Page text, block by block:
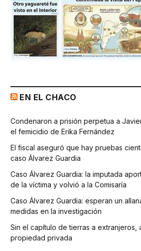
EN EL CHACO
Condenaron a prisión perpetua a
el femicidio de Erika Fernández
El fiscal aseguró que hay pruebas
caso Álvarez Guardia
Caso Álvarez Guardia: la imputada
de la víctima y volvió a la Comisaría
Caso Álvarez Guardia: esperan un
medidas en la investigación
Sin el capítulo de tierras a extranjeros,
propiedad privada